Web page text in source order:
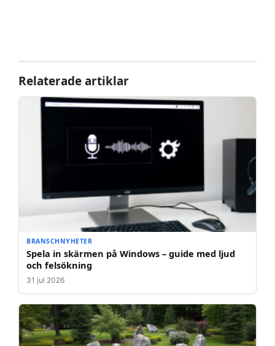
Relaterade artiklar
BRANSCHNYHETER
Spela in skärmen på Windows – guide med ljud
och felsökning
31 jul 2026